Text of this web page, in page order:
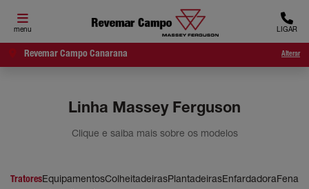
menu LIGAR
Revemar Campo Canarana Alterar
Linha Massey Ferguson
Clique e saiba mais sobre os modelos
TratoresEquipamentosColheitadeirasPlantadeirasEnfardadora